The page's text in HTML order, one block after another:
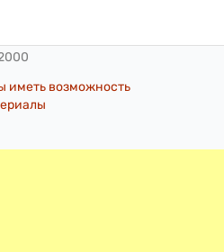
иметь возможность